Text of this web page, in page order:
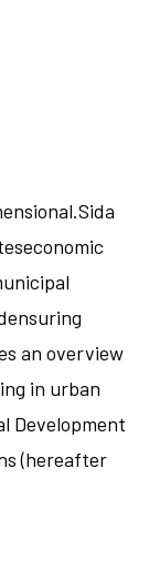
an overview
in urban
Development
(hereafter